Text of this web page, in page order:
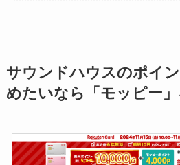
サウンドハウスのポイ
めたいなら「モッピー」